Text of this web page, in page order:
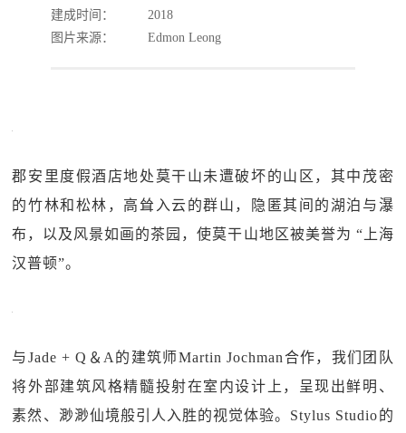
建成时间：
2018
图片来源：
Edmon Leong
郡安里度假酒店地处莫干山未遭破坏的山区，其中茂密
的竹林和松林，高耸入云的群山，隐匿其间的湖泊与瀑
布，以及风景如画的茶园，使莫干山地区被美誉为 “上海
汉普顿”。
与Jade + Q＆A的建筑师Martin Jochman合作，我们团队
将外部建筑风格精髓投射在室内设计上，呈现出鲜明、
素然、渺渺仙境般引人入胜的视觉体验。Stylus Studio的